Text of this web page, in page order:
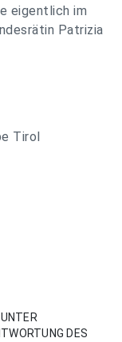
eigentlich im
Patrizia
Tirol
DES